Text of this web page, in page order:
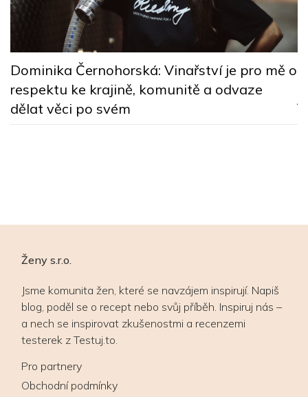
Dominika Černohorská: Vinařství je pro mě o
respektu ke krajině, komunitě a odvaze
dělat věci po svém
Ženy s.r.o.
Jsme komunita žen, které se navzájem inspirují. Napiš
blog, poděl se o recept nebo svůj příběh. Inspiruj nás –
a nech se inspirovat zkušenostmi a recenzemi
testerek z Testuj.to.
Pro partnery
Obchodní podmínky